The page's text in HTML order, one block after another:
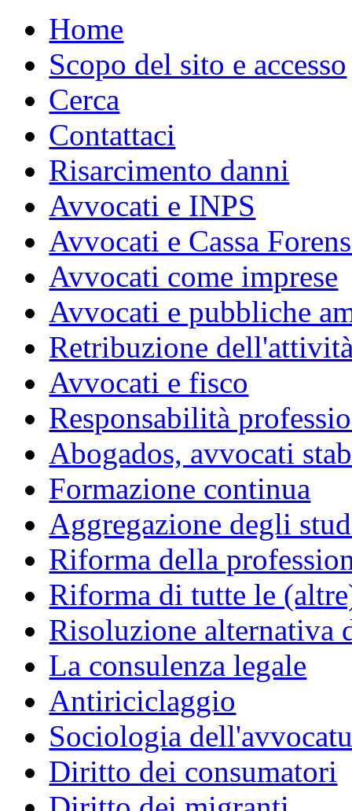
Home
Scopo del sito e accesso
Cerca
Contattaci
Risarcimento danni
Avvocati e INPS
Avvocati e Cassa
Avvocati come imprese
Avvocati e pubbliche
Retribuzione
Avvocati e fisco
Responsabilità
Abogados, avvocati
Formazione continua
Aggregazione degli
Riforma della
Riforma di tutte le
Risoluzione alternativa
La consulenza legale
Antiriciclaggio
Sociologia
Diritto dei consumatori